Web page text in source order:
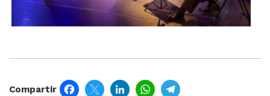
Compartir FacebookTwitterLinkedInWhatsApp